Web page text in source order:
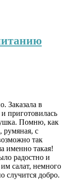
Заказала в
приготовилась
Помню, как
румяная, с
так
именно такая!
радостно и
салат, немного
случится добро.